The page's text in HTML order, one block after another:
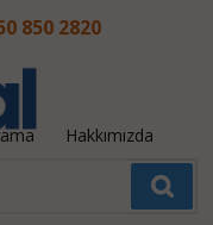
850 2820
Hakkımızda